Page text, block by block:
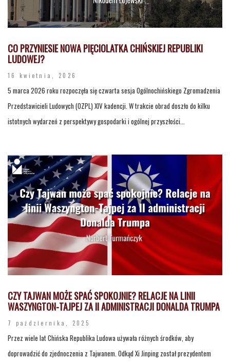
CO PRZYNIESIE NOWA PIĘCIOLATKA CHIŃSKIEJ REPUBLIKI
LUDOWEJ?
16 kwietnia, 2026
5 marca 2026 roku rozpoczęła się czwarta sesja Ogólnochińskiego Zgromadzenia
Przedstawicieli Ludowych (OZPL) XIV kadencji. W trakcie obrad doszło do kilku
istotnych wydarzeń z perspektywy gospodarki i ogólnej przyszłości...
CZY TAJWAN MOŻE SPAĆ SPOKOJNIE? RELACJE NA LINII
WASZYNGTON-TAJPEJ ZA II ADMINISTRACJI DONALDA TRUMPA
7 października, 2025
Przez wiele lat Chińska Republika Ludowa używała różnych środków, aby
doprowadzić do zjednoczenia z Tajwanem. Odkąd Xi Jinping został prezydentem